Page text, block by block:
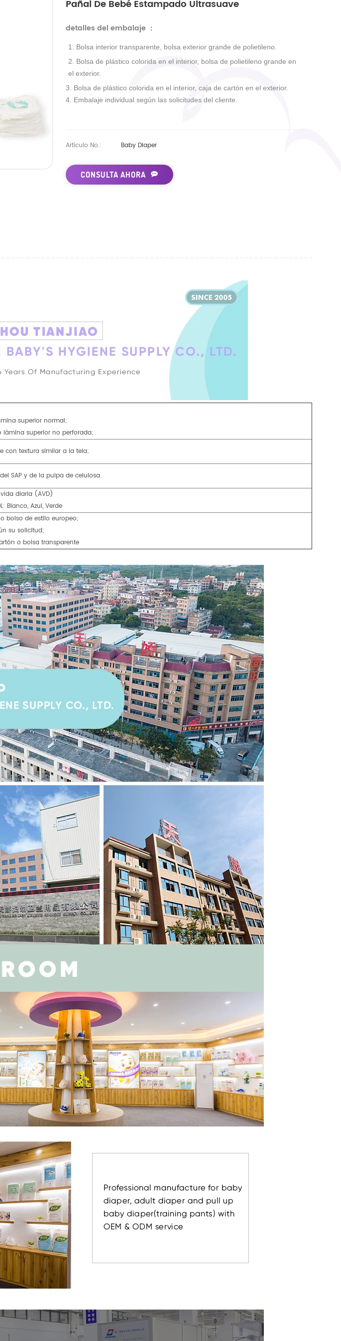
Pañal De Bebé Estampado Ultrasuave
detalles del embalaje ：
1. Bolsa interior transparente, bolsa exterior grande de polietileno.
2. Bolsa de plástico colorida en el interior, bolsa de polietileno grande en
el exterior.
3. Bolsa de plástico colorida en el interior, caja de cartón en el exterior.
4. Embalaje individual según las solicitudes del cliente.
Artículo No.: Baby Diaper
CONSULTA AHORA
superior normal;
lámina superior no perforada;
con textura similar a la tela;
SAP y de la pulpa de celulosa.
diaria (AVD)
Blanco, Azul, Verde
bolso de estilo europeo;
su solicitud;
o bolsa transparente